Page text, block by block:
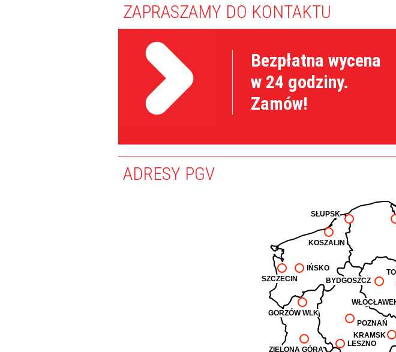
ZAPRASZAMY DO KONTAKTU
Bezpłatna wycena
w 24 godziny.
Zamów!
ADRESY PGV